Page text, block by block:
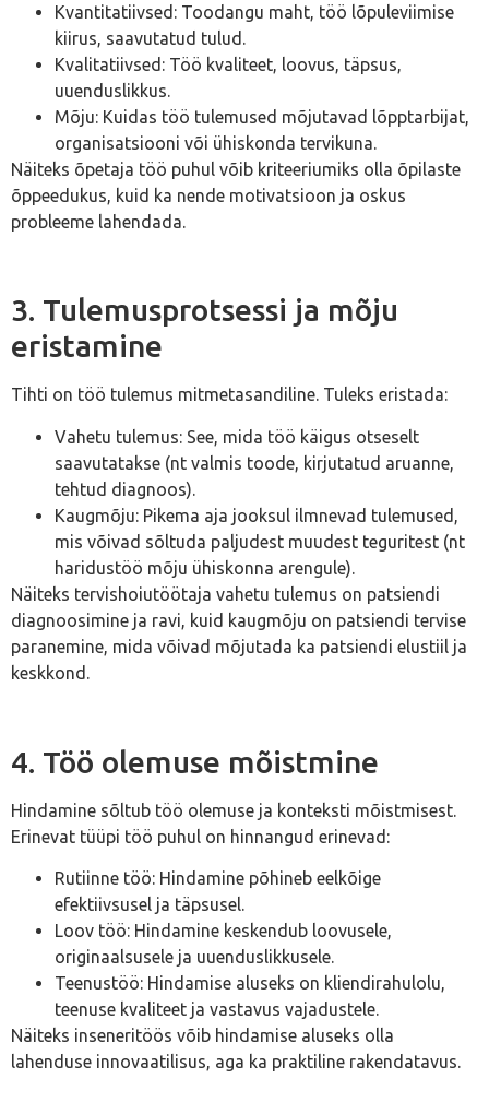
Kvantitatiivsed: Toodangu maht, töö lõpuleviimise
kiirus, saavutatud tulud.
Kvalitatiivsed: Töö kvaliteet, loovus, täpsus,
uuenduslikkus.
Mõju: Kuidas töö tulemused mõjutavad lõpptarbijat,
organisatsiooni või ühiskonda tervikuna.
Näiteks õpetaja töö puhul võib kriteeriumiks olla õpilaste
õppeedukus, kuid ka nende motivatsioon ja oskus
probleeme lahendada.
3. Tulemusprotsessi ja mõju
eristamine
Tihti on töö tulemus mitmetasandiline. Tuleks eristada:
Vahetu tulemus: See, mida töö käigus otseselt
saavutatakse (nt valmis toode, kirjutatud aruanne,
tehtud diagnoos).
Kaugmõju: Pikema aja jooksul ilmnevad tulemused,
mis võivad sõltuda paljudest muudest teguritest (nt
haridustöö mõju ühiskonna arengule).
Näiteks tervishoiutöötaja vahetu tulemus on patsiendi
diagnoosimine ja ravi, kuid kaugmõju on patsiendi tervise
paranemine, mida võivad mõjutada ka patsiendi elustiil ja
keskkond.
4. Töö olemuse mõistmine
Hindamine sõltub töö olemuse ja konteksti mõistmisest.
Erinevat tüüpi töö puhul on hinnangud erinevad:
Rutiinne töö: Hindamine põhineb eelkõige
efektiivsusel ja täpsusel.
Loov töö: Hindamine keskendub loovusele,
originaalsusele ja uuenduslikkusele.
Teenustöö: Hindamise aluseks on kliendirahulolu,
teenuse kvaliteet ja vastavus vajadustele.
Näiteks inseneritöös võib hindamise aluseks olla
lahenduse innovaatilisus, aga ka praktiline rakendatavus.